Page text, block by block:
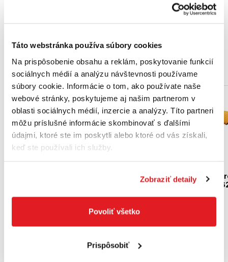
Táto webstránka používa súbory cookies
Na prispôsobenie obsahu a reklám, poskytovanie funkcií
sociálnych médií a analýzu návštevnosti používame
súbory cookie. Informácie o tom, ako používate naše
webové stránky, poskytujeme aj našim partnerom v
oblasti sociálnych médií, inzercie a analýzy. Títo partneri
môžu príslušné informácie skombinovať s ďalšími
údajmi, ktoré ste im poskytli alebo ktoré od vás získali,
keď ste používali ich služby.
Zobraziť detaily
Povoliť všetko
Prispôsobiť
Podobné produkty
zasúvacou čepeľou a zo
mechanizmom DEAD
Akcia
FISKARS Nôž
tesársky, žltý |